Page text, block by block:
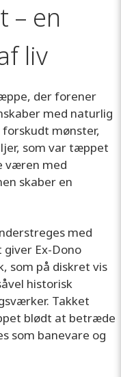
– en
liv
der forener
med naturlig
mønster,
som var tæppet
væren med
skaber en
med
Ex-Dono
som på diskret vis
historisk
Takket
blødt at betræde
som banevare og